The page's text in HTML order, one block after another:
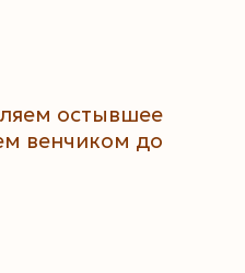
остывшее
венчиком до